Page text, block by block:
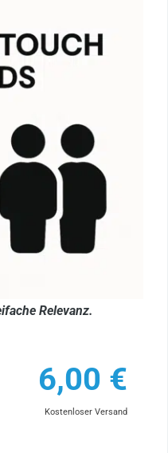
Relevanz.
6,00 €
Kostenloser Versand